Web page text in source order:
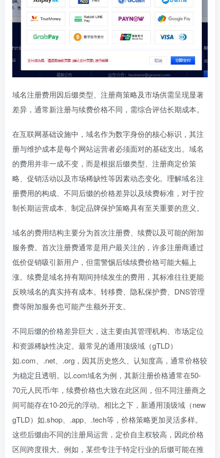
域名注册费用因后缀类型、注册商策略及市场供需呈现显著
差异，通常新注册与续费价格不同，需综合评估长期成本。
在互联网基础设施中，域名作为数字身份的核心标识，其注
册与维护成本是每个网站运营者必须面对的基础支出。域名
的费用并非一成不变，而是根据后缀类型、注册商定价策
略、促销活动以及市场稀缺性等因素动态变化。理解域名注
册费用的构成、不同后缀的价格差异以及续费标准，对于控
制长期运营成本、制定品牌保护策略具有至关重要的意义。
域名的费用结构主要分为首次注册费、续费以及可能的附加
服务费。首次注册费通常是用户最关注的，许多注册商通过
低价促销吸引新用户，但需警惕后续续费价格可能大幅上
涨。续费是域名持有期间持续发生的费用，其标准往往更能
反映域名的真实持有成本。转移费、隐私保护费、DNS管理
费等附加服务也可能产生额外开支。
不同后缀的价格差异巨大，这主要由其管理机构、市场定位
和资源稀缺性决定。最常见的通用顶级域（gTLD）
如.com、.net、.org，因其历史悠久、认知度高，通常价格较
为稳定且透明。以.com域名为例，其新注册价格通常在50-
70元人民币/年，续费价格也大致在此区间，但不同注册商之
间可能存在10-20元的浮动。相比之下，新通用顶级域（new
gTLD）如.shop、.app、.tech等，价格策略更加灵活多样。
这些后缀由不同的注册局运营，定价自主权较高，因此价格
区间跨度很大。例如，某些专注于特定行业的后缀可能在推